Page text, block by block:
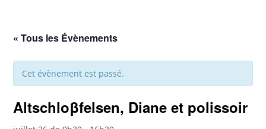
« Tous les Évènements
Cet évènement est passé.
Altschloβfelsen, Diane et polissoir